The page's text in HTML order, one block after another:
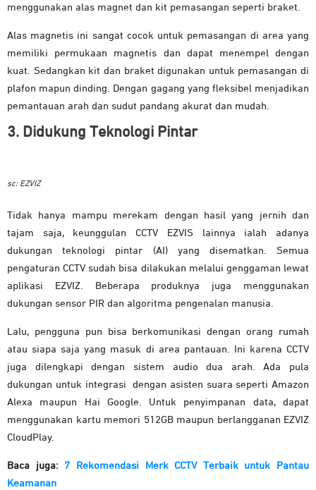
menggunakan alas magnet dan kit pemasangan seperti braket.
Alas magnetis ini sangat cocok untuk pemasangan di area yang
memiliki permukaan magnetis dan dapat menempel dengan
kuat. Sedangkan kit dan braket digunakan untuk pemasangan di
plafon mapun dinding. Dengan gagang yang fleksibel menjadikan
pemantauan arah dan sudut pandang akurat dan mudah.
3. Didukung Teknologi Pintar
sc: EZVIZ
Tidak hanya mampu merekam dengan hasil yang jernih dan
tajam saja, keunggulan CCTV EZVIS lainnya ialah adanya
dukungan teknologi pintar (AI) yang disematkan. Semua
pengaturan CCTV sudah bisa dilakukan melalui genggaman lewat
aplikasi EZVIZ. Beberapa produknya juga menggunakan
dukungan sensor PIR dan algoritma pengenalan manusia.
Lalu, pengguna pun bisa berkomunikasi dengan orang rumah
atau siapa saja yang masuk di area pantauan. Ini karena CCTV
juga dilengkapi dengan sistem audio dua arah. Ada pula
dukungan untuk integrasi dengan asisten suara seperti Amazon
Alexa maupun Hai Google. Untuk penyimpanan data, dapat
menggunakan kartu memori 512GB maupun berlangganan EZVIZ
CloudPlay.
Baca juga: 7 Rekomendasi Merk CCTV Terbaik untuk Pantau
Keamanan